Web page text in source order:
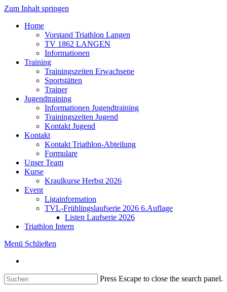
Zum Inhalt springen
Home
Vorstand Triathlon Langen
TV 1862 LANGEN
Informationen
Training
Trainingszeiten Erwachsene
Sportstätten
Trainer
Jugendtraining
Informationen Jugendtraining
Trainingszeiten Jugend
Kontakt Jugend
Kontakt
Kontakt Triathlon-Abteilung
Formulare
Unser Team
Kurse
Kraulkurse Herbst 2026
Event
Ligainformation
TVL-Frühlingslaufserie 2026 6.Auflage
Listen Laufserie 2026
Triathlon Intern
Menü Schließen
Press Escape to close the search panel.